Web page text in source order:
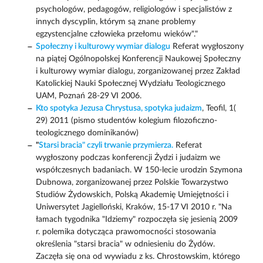
psychologów, pedagogów, religiologów i specjalistów z
innych dyscyplin, którym są znane problemy
egzystencjalne człowieka przełomu wieków"."
Społeczny i kulturowy wymiar dialogu Referat wygłoszony
na piątej Ogólnopolskej Konferencji Naukowej Społeczny
i kulturowy wymiar dialogu, zorganizowanej przez Zakład
Katolickiej Nauki Społecznej Wydziału Teologicznego
UAM, Poznań 28-29 VI 2006.
Kto spotyka Jezusa Chrystusa, spotyka judaizm, Teofil, 1(
29) 2011 (pismo studentów kolegium filozoficzno-
teologicznego dominikanów)
"Starsi bracia" czyli trwanie przymierza.Referat
wygłoszony podczas konferencji Żydzi i judaizm we
współczesnych badaniach. W 150-lecie urodzin Szymona
Dubnowa, zorganizowanej przez Polskie Towarzystwo
Studiów Żydowskich, Polską Akademię Umiejętności i
Uniwersytet Jagielloński, Kraków, 15-17 VI 2010 r. "Na
łamach tygodnika "Idziemy" rozpoczęła się jesienią 2009
r. polemika dotycząca prawomocności stosowania
określenia "starsi bracia" w odniesieniu do Żydów.
Zaczęła się ona od wywiadu z ks. Chrostowskim, którego